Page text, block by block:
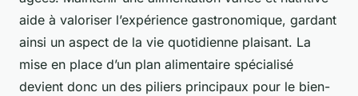
aide à valoriser l’expérience gastronomique, gardant
ainsi un aspect de la vie quotidienne plaisant. La
mise en place d’un plan alimentaire spécialisé
devient donc un des piliers principaux pour le bien-